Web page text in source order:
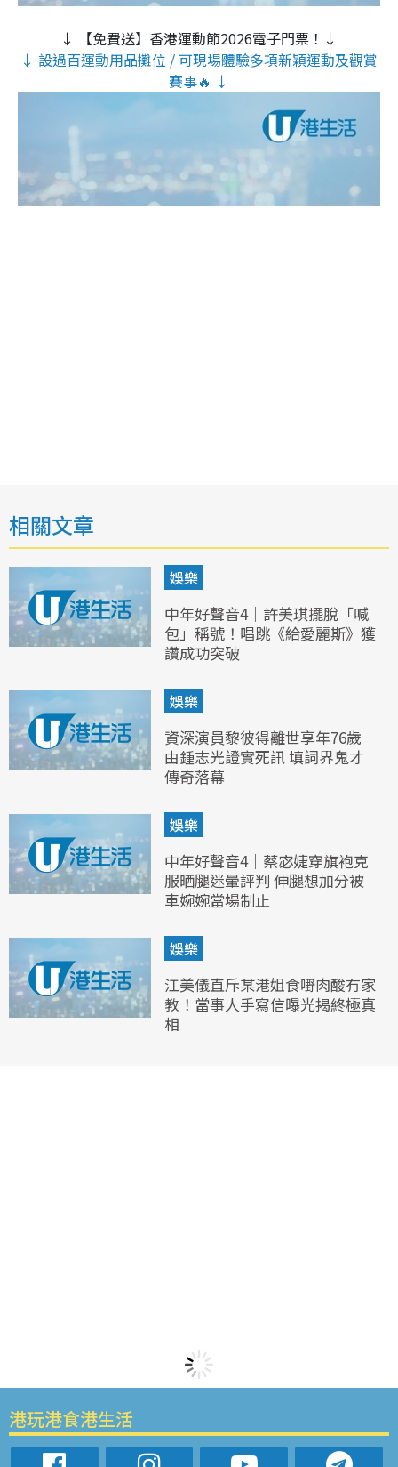
↓ 【免費送】香港運動節2026電子門票！↓
↓ 設過百運動用品攤位 / 可現場體驗多項新穎運動及觀賞
賽事🔥 ↓
相關文章
娛樂
中年好聲音4｜許美琪擺脫「喊
包」稱號！唱跳《給愛麗斯》獲
讚成功突破
娛樂
資深演員黎彼得離世享年76歲
由鍾志光證實死訊 填詞界鬼才
傳奇落幕
娛樂
中年好聲音4｜蔡宓婕穿旗袍克
服晒腿迷暈評判 伸腿想加分被
車婉婉當場制止
娛樂
江美儀直斥某港姐食嘢肉酸冇家
教！當事人手寫信曝光揭終極真
相
港玩港食港生活